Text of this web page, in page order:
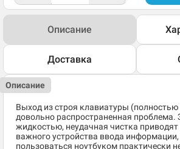
Описание
Доставка
Описание
Выход из строя клавиатуры (полностью
довольно распространенная проблема.
жидкостью, неудачная чистка
важного устройства ввода информации,
пользоваться ноутбуком практически